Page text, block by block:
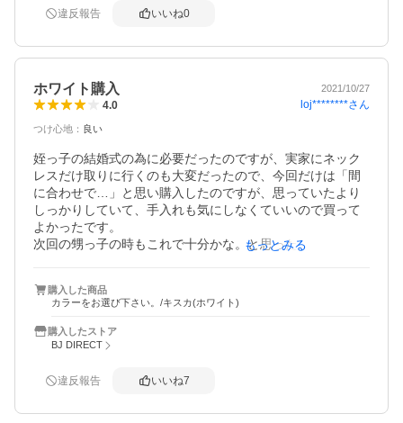
違反報告 いいね0
ホワイト購入 2021/10/27
4.0 loj********さん
つけ心地 ： 良い
姪っ子の結婚式の為に必要だったのですが、実家にネック
レスだけ取りに行くのも大変だったので、今回だけは「間
に合わせで…」と思い購入したのですが、思っていたより
しっかりしていて、手入れも気にしなくていいので買って
よかったです。
次回の甥っ子の時もこれで十分かな。と思ったりしており
なら（主役、自分が見られる立場でなければ）十分だと思
もっとみる
購入した商品
カラーをお選び下さい。/キスカ(ホワイト)
購入したストア
BJ DIRECT
違反報告 いいね7